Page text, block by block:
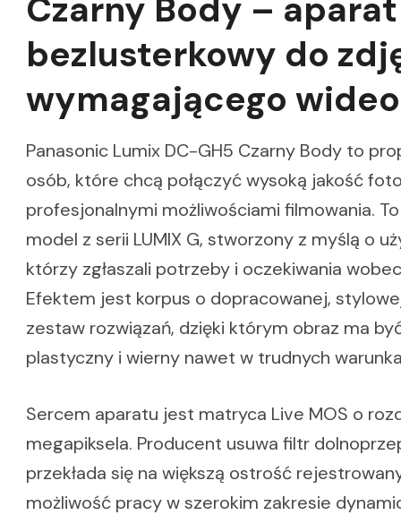
Czarny Body – aparat
bezlusterkowy do
wymagającego wideo
Panasonic Lumix DC-GH5 Czarny Body to
osób, które chcą połączyć wysoką jakość
profesjonalnymi możliwościami filmowania.
model z serii LUMIX G, stworzony z myślą o
którzy zgłaszali potrzeby i oczekiwania
Efektem jest korpus o dopracowanej,
zestaw rozwiązań, dzięki którym obraz ma
plastyczny i wierny nawet w trudnych
Sercem aparatu jest matryca Live MOS o
megapiksela. Producent usuwa filtr
przekłada się na większą ostrość
możliwość pracy w szerokim zakresie